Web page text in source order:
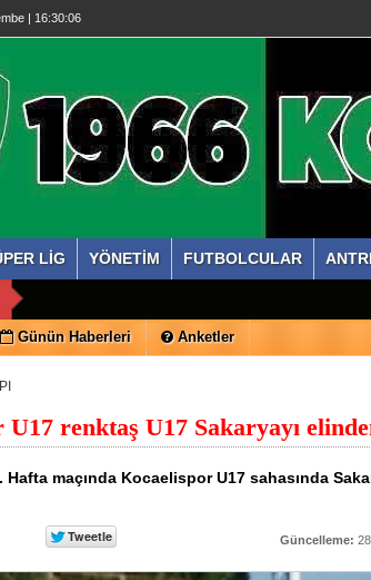
| 16:30:07
LİG YÖNETİM FUTBOLCULAR
Günün Haberleri Anketler
renktaş U17 Sakaryayı
Hafta maçında Kocaelispor U17 sahasında
Güncelleme: